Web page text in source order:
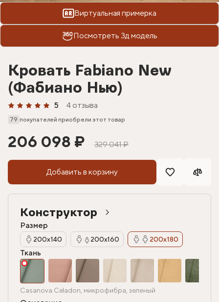
Виртуальная примерка
Посмотреть 3д модель
Кровать Fabiano New
(Фабиано Нью)
5 4 отзыва
79 покупателей приобрели этот товар
206 098 ₽ 329 041 ₽
Добавить в корзину
Конструктор
Размер
200х140 200х160 200х180
Ткань
Casanova Celadon, микрофибра, зеленый